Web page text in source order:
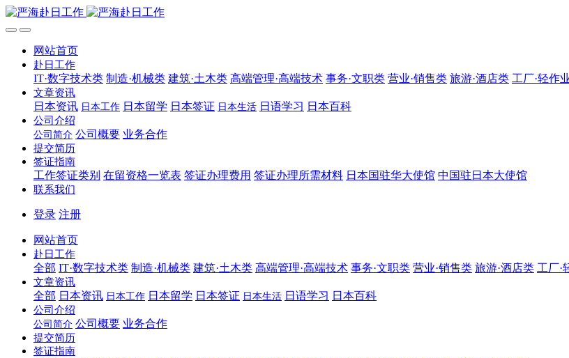
网站首页
赴日工作
IT·数字技术类 制造·机械类 建筑·土木类 高端管理·高端技术 事务·文职类 营业·销售类 旅游·酒店类 工厂·轻作
文章资讯
日本资讯 日本工作 日本留学 日本签证 日本生活 日语学习 日本百科
公司介绍
公司简介 公司概要 业务合作
提交简历
签证指南
工作签证类别 在留资格一览表 签证办理费用 签证办理所需材料 日本国驻华大使馆 中国驻日本大使馆
联系我们
登录 注册
网站首页
赴日工作
全部 IT·数字技术类 制造·机械类 建筑·土木类 高端管理·高端技术 事务·文职类 营业·销售类 旅游·酒店类 工厂·
文章资讯
全部 日本资讯 日本工作 日本留学 日本签证 日本生活 日语学习 日本百科
公司介绍
公司简介 公司概要 业务合作
提交简历
签证指南